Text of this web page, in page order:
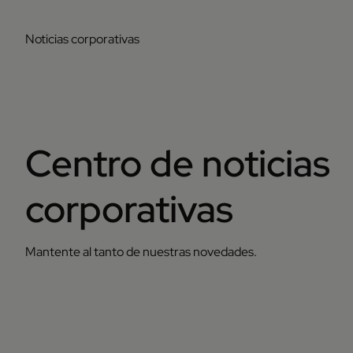
Noticias corporativas
Centro de noticias
corporativas
Mantente al tanto de nuestras novedades.